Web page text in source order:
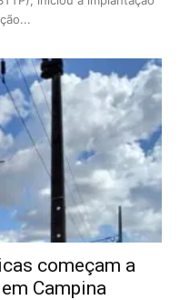
começam a
Campina